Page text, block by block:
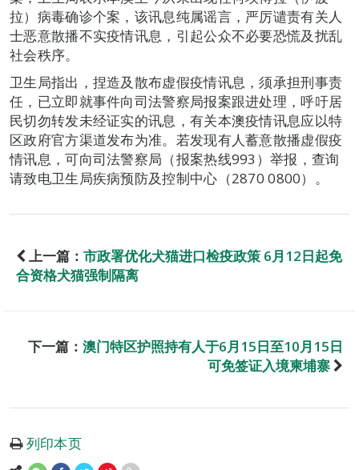
拉）病毒确诊个案，该讯息纯属谣言，严厉谴责有关人
士恶意散播不实疫情讯息，引起公众不必要恐慌及扰乱
社会秩序。
卫生局指出，捏造及散布虚假疫情讯息，须承担刑事责
任，已立即就事件向司法警察局报案跟进处理，呼吁居
民切勿转发未经证实的讯息，有关本澳疫情讯息应以特
区政府官方渠道发布为准。若发现有人蓄意散播虚假疫
情讯息，可向司法警察局（报案热线993）举报，查询
请致电卫生局疾病预防及控制中心（2870 0800）。
上一篇： 市政署优化犬猫进口检疫政策 6月12日起免
合资格犬猫强制隔离
下一篇： 澳门特区护照持有人于6月15日至10月15日
可免签证入境柬埔寨
列印本页